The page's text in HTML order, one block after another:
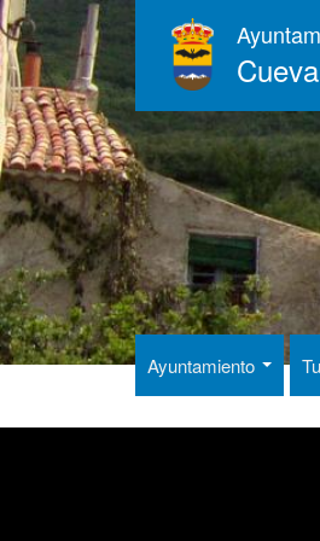
Pasar
al
contenido
principal
Ayuntamiento